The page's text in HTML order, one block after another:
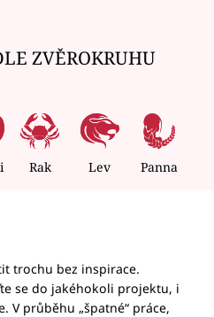
ZVĚROKRUHU
Rak Lev Panna
trochu bez inspirace.
se do jakéhokoli projektu, i
V průběhu „špatné“ práce,